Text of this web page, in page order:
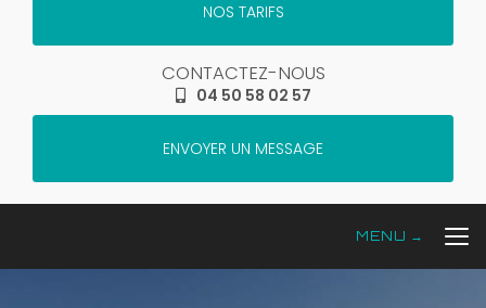
NOS TARIFS
CONTACTEZ-NOUS
04 50 58 02 57
ENVOYER UN MESSAGE